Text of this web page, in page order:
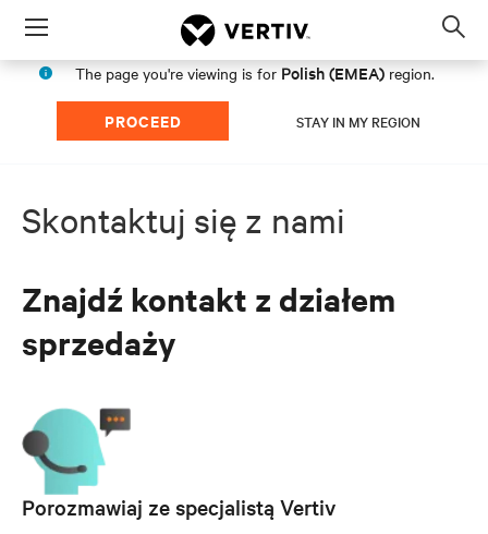
Menu
The page you're viewing is for Polish (EMEA) region.
PROCEED STAY IN MY REGION
Skontaktuj się z nami
Znajdź kontakt z działem
sprzedaży
Porozmawiaj ze specjalistą Vertiv